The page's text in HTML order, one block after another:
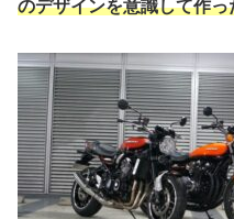
のデザインを意識して作っ